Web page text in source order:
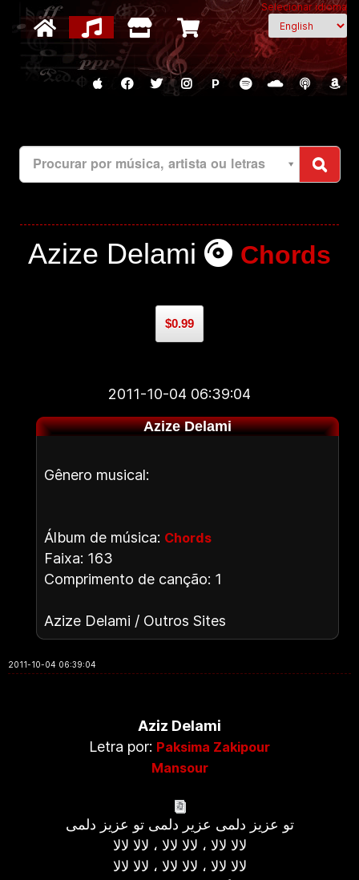
Selecionar idioma
P
Procurar por música, artista ou letras
Azize Delami Chords
$0.99
2011-10-04 06:39:04
Azize Delami
Gênero musical:
Álbum de música: Chords
Faixa: 163
Comprimento de canção: 1
Azize Delami / Outros Sites
2011-10-04 06:39:04
Aziz Delami
Letra por: Paksima Zakipour
Mansour
تو عزیز دلمی عزیر دلمی تو عزیز دلمی
لالا لالا ، لالا لالا ، لالا لالا
لالا لالا ، لالا لالا ، لالا لالا